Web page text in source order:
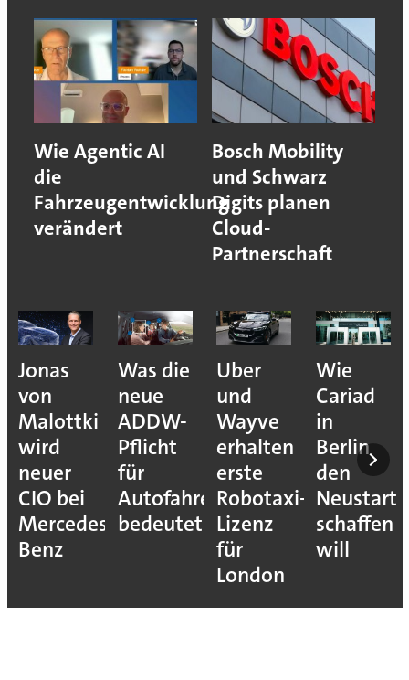
Wie Agentic AI
die
Fahrzeugentwicklung
verändert
Bosch Mobility
und Schwarz
Digits planen
Cloud-
Partnerschaft
Jonas
von
Malottki
wird
neuer
CIO bei
Mercedes-
Benz
Was die
neue
ADDW-
Pflicht
für
Autofahrer
bedeutet
Uber
und
Wayve
erhalten
erste
Robotaxi-
Lizenz
für
London
Wie
Cariad
in
Berlin
den
Neustart
schaffen
will